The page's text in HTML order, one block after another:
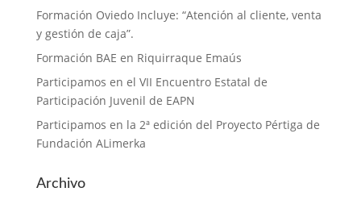
Formación Oviedo Incluye: “Atención al cliente, venta
y gestión de caja”.
Formación BAE en Riquirraque Emaús
Participamos en el VII Encuentro Estatal de
Participación Juvenil de EAPN
Participamos en la 2ª edición del Proyecto Pértiga de
Fundación ALimerka
Archivo